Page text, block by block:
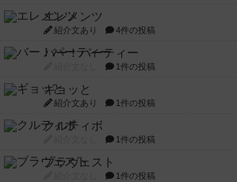
エレメンツ
紹介文あり 4件の投稿
バー！パーティー
1件の投稿
ギョッと
紹介文あり 1件の投稿
クルティボ
1件の投稿
ブラヴェスト
1件の投稿